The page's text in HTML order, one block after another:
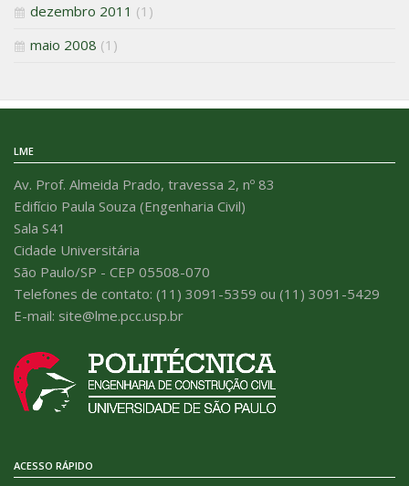
dezembro 2011 (1)
maio 2008 (1)
LME
Av. Prof. Almeida Prado, travessa 2, nº 83
Edifício Paula Souza (Engenharia Civil)
Sala S41
Cidade Universitária
São Paulo/SP - CEP 05508-070
Telefones de contato: (11) 3091-5359 ou (11) 3091-5429
E-mail: site@lme.pcc.usp.br
ACESSO RÁPIDO